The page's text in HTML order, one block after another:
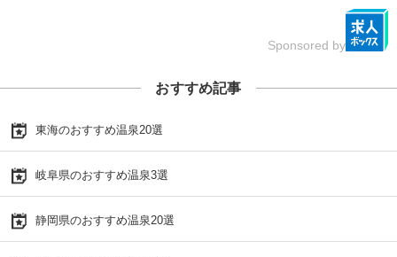
Sponsored by
おすすめ記事
東海のおすすめ温泉20選
岐阜県のおすすめ温泉3選
静岡県のおすすめ温泉20選